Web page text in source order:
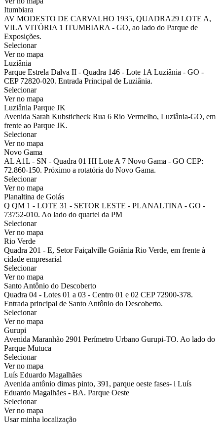
Itumbiara
AV MODESTO DE CARVALHO 1935, QUADRA29 LOTE A,
VILA VITÓRIA 1 ITUMBIARA - GO, ao lado do Parque de
Exposições.
Selecionar
Ver no mapa
Luziânia
Parque Estrela Dalva II - Quadra 146 - Lote 1A Luziânia - GO -
CEP 72820-020. Entrada Principal de Luziânia.
Selecionar
Ver no mapa
Luziânia Parque JK
Avenida Sarah Kubsticheck Rua 6 Rio Vermelho, Luziânia-GO, em
frente ao Parque JK.
Selecionar
Ver no mapa
Novo Gama
AL A1L - SN - Quadra 01 HI Lote A 7 Novo Gama - GO CEP:
72.860-150. Próximo a rotatória do Novo Gama.
Selecionar
Ver no mapa
Planaltina de Goiás
Q QM 1 - LOTE 31 - SETOR LESTE - PLANALTINA - GO -
73752-010. Ao lado do quartel da PM
Selecionar
Ver no mapa
Rio Verde
Quadra 201 - E, Setor Faiçalville Goiânia Rio Verde, em frente à
cidade empresarial
Selecionar
Ver no mapa
Santo Antônio do Descoberto
Quadra 04 - Lotes 01 a 03 - Centro 01 e 02 CEP 72900-378.
Entrada principal de Santo Antônio do Descoberto.
Selecionar
Ver no mapa
Gurupi
Avenida Maranhão 2901 Perímetro Urbano Gurupi-TO. Ao lado do
Parque Mutuca
Selecionar
Ver no mapa
Luís Eduardo Magalhães
Avenida antônio dimas pinto, 391, parque oeste fases- i Luís
Eduardo Magalhães - BA. Parque Oeste
Selecionar
Ver no mapa
Usar minha localização